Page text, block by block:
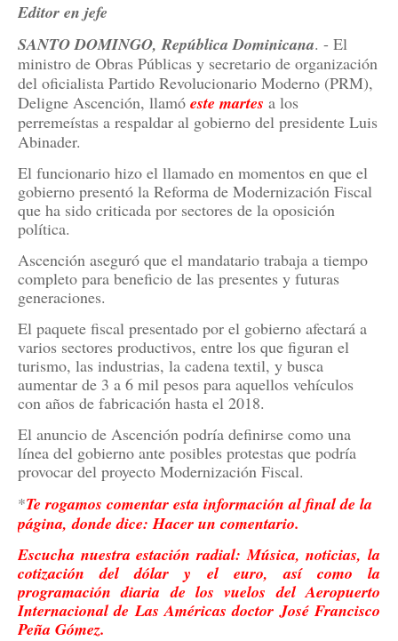
Editor en jefe
SANTO DOMINGO, República Dominicana. - El
ministro de Obras Públicas y secretario de organización
del oficialista Partido Revolucionario Moderno (PRM),
Deligne Ascención, llamó este martes a los
perremeístas a respaldar al gobierno del presidente Luis
Abinader.
El funcionario hizo el llamado en momentos en que el
gobierno presentó la Reforma de Modernización Fiscal
que ha sido criticada por sectores de la oposición
política.
Ascención aseguró que el mandatario trabaja a tiempo
completo para beneficio de las presentes y futuras
generaciones.
El paquete fiscal presentado por el gobierno afectará a
varios sectores productivos, entre los que figuran el
turismo, las industrias, la cadena textil, y busca
aumentar de 3 a 6 mil pesos para aquellos vehículos
con años de fabricación hasta el 2018.
El anuncio de Ascención podría definirse como una
línea del gobierno ante posibles protestas que podría
provocar del proyecto Modernización Fiscal.
*Te rogamos comentar esta información al final de la
página, donde dice: Hacer un comentario.
Escucha nuestra estación radial: Música, noticias, la
cotización del dólar y el euro, así como la
programación diaria de los vuelos del Aeropuerto
Internacional de Las Américas doctor José Francisco
Peña Gómez.